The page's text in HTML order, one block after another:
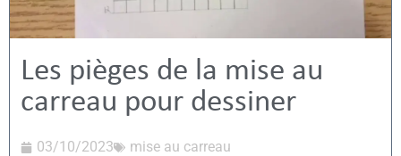
Les pièges de la mise au
carreau pour dessiner
03/10/2023 mise au carreau